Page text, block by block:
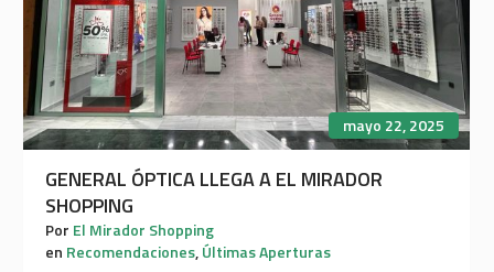
mayo 22, 2025
GENERAL ÓPTICA LLEGA A EL MIRADOR
SHOPPING
Por El Mirador Shopping
en Recomendaciones,Últimas Aperturas